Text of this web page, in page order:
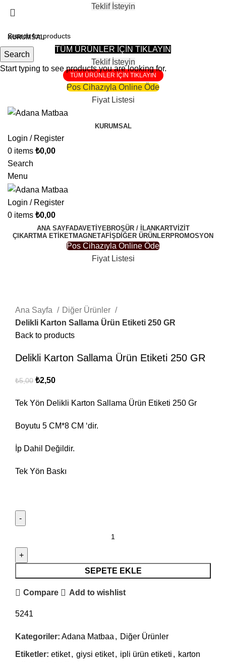
Teklif İsteyin
81 Şehire Teslimat Vardır
KURUMSAL
TÜM ÜRÜNLER İÇİN TIKLAYIN
Teklif İsteyin
TÜM ÜRÜNLER İÇİN TIKLAYIN
Pos Cihazıyla Online Öde
Fiyat Listesi
KURUMSAL
Login / Register
0 items ₺0,00
Search
Menu
Login / Register
0 items ₺0,00
ANA SAYFADAVETIYEBROŞÜR / İLANKARTVIZIT
ÇIKARTMA ETIKETMAGNETAFIŞDIĞER ÜRÜNLERPROMOSYON
Pos Cihazıyla Online Öde
Fiyat Listesi
Ana Sayfa
Diğer Ürünler
Delikli Karton Sallama Ürün Etiketi 250 GR
Back to products
Delikli Karton Sallama Ürün Etiketi 250 GR
₺5,00 ₺2,50
Tek Yön Delikli Karton Sallama Ürün Etiketi 250 Gr
Boyutu 5 CM*8 CM ‘dir.
İp Dahil Değildir.
Tek Yön Baskı
SEPETE EKLE
Compare Add to wishlist
5241
Kategoriler: Adana Matbaa , Diğer Ürünler
Etiketler: etiket, giysi etiket, ipli ürün etiketi , karton
Search
Start typing to see products you are looking for.